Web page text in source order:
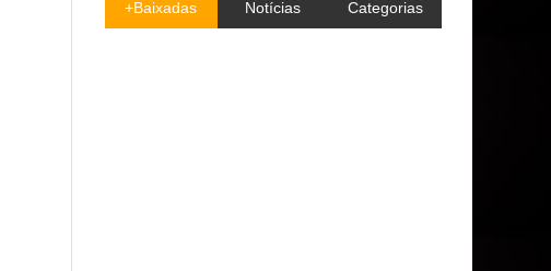
+Baixadas Notícias Categorias